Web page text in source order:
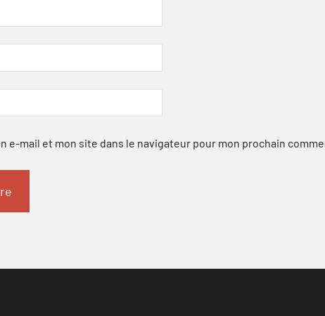
e-mail et mon site dans le navigateur pour mon prochain